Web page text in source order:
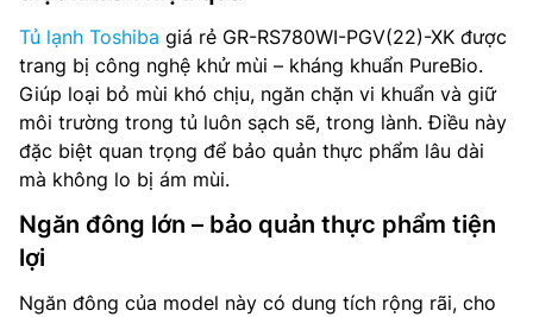
Tủ lạnh Toshiba giá rẻ GR-RS780WI-PGV(22)-XK được
trang bị công nghệ khử mùi – kháng khuẩn PureBio.
Giúp loại bỏ mùi khó chịu, ngăn chặn vi khuẩn và giữ
môi trường trong tủ luôn sạch sẽ, trong lành. Điều này
đặc biệt quan trọng để bảo quản thực phẩm lâu dài
mà không lo bị ám mùi.
Ngăn đông lớn – bảo quản thực phẩm tiện
lợi
Ngăn đông của model này có dung tích rộng rãi, cho